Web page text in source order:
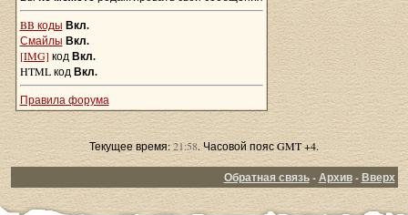
BB коды Вкл.
Смайлы Вкл.
[IMG] код Вкл.
HTML код Вкл.
Правила форума
Текущее время:21:58. Часовой пояс GMT +4.
Обратная связь-Архив-Вверх